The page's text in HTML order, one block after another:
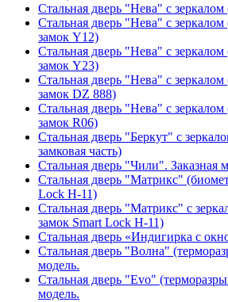
Стальная дверь "Нева" с
Стальная дверь "Нева" с
замок Y12)
Стальная дверь "Нева" с
замок Y23)
Стальная дверь "Нева" с
замок DZ 888)
Стальная дверь "Нева" с
замок R06)
Стальная дверь "Беркут" с
замковая часть)
Стальная дверь "Чили". Заказная
Стальная дверь "Матрикс"
Lock H-11)
Стальная дверь "Матрикс" с
замок Smart Lock H-11)
Стальная дверь «Индигирка с
Стальная дверь "Волна"
модель.
Стальная дверь "Evo"
модель.